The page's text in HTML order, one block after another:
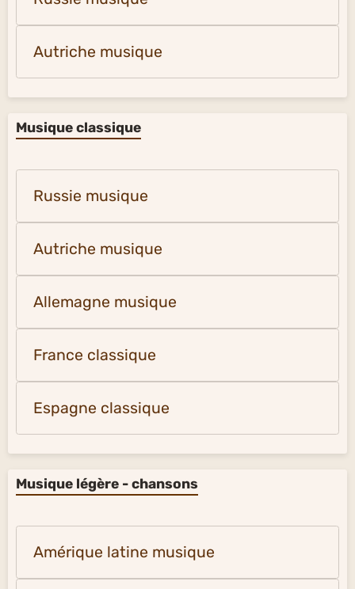
Autriche musique
Musique classique
Russie musique
Autriche musique
Allemagne musique
France classique
Espagne classique
Musique légère - chansons
Amérique latine musique